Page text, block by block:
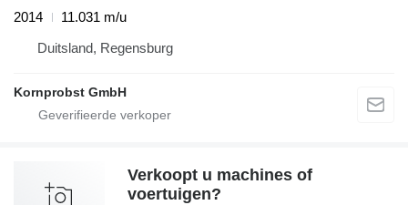
2014
11.031 m/u
Duitsland, Regensburg
Kornprobst GmbH
Verkoopt u machines of
voertuigen?